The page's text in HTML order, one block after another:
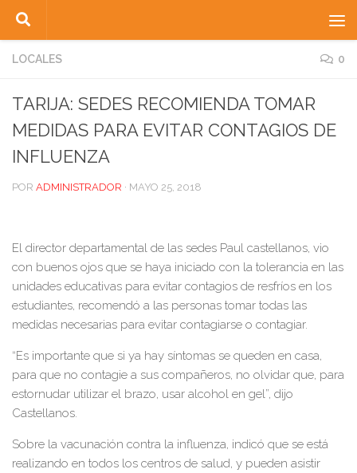
Saltar al contenido
LOCALES 0
TARIJA: SEDES RECOMIENDA TOMAR
MEDIDAS PARA EVITAR CONTAGIOS DE
INFLUENZA
POR ADMINISTRADOR · MAYO 25, 2018
El director departamental de las sedes Paul castellanos, vio
con buenos ojos que se haya iniciado con la tolerancia en las
unidades educativas para evitar contagios de resfríos en los
estudiantes, recomendó a las personas tomar todas las
medidas necesarias para evitar contagiarse o contagiar.
“Es importante que si ya hay síntomas se queden en casa,
para que no contagie a sus compañeros, no olvidar que, para
estornudar utilizar el brazo, usar alcohol en gel”, dijo
Castellanos.
Sobre la vacunación contra la influenza, indicó que se está
realizando en todos los centros de salud, y pueden asistir